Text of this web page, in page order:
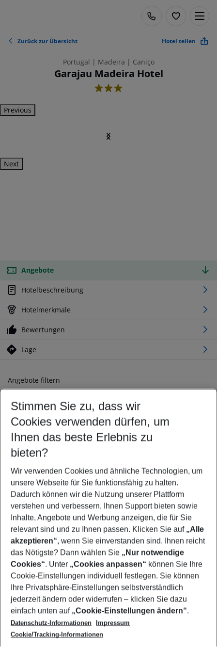
Zurück zur Übersicht Hotel teilen
Portugal | Madeira | Caniço
Garajau Madeira Hotel
3
Previous
Next
Angebote
Hotelbeschreibung
Hotelmerkmale
Bewertungen
Lage
Angebote filtern
Ändern Sie Ihre Kriterien nach Ihren Wünschen
Abflughafen wählen
Beliebiger Abflughafen
Reisezeitraum wählen
09.08.26– 07.08.27 5-8 Nächte
2 Erwachsene Keine Kinder
Mehr Filter anzeigen
Footer
Footer navigation
Über uns
AGB
Cookie-Einstellungen ändern
Cookie-Richtlinie
Datenschutz
Service & Hilfe
Barrierefreies Reisen
Check-in
Folgen Sie uns
Stimmen Sie zu, dass wir
Cookies verwenden dürfen, um
Ihnen das beste Erlebnis zu
bieten?
Wir verwenden Cookies und ähnliche Technologien, um
unsere Webseite für Sie funktionsfähig zu halten.
Dadurch können wir die Nutzung unserer Plattform
verstehen und verbessern, Ihnen Support bieten sowie
Inhalte, Angebote und Werbung anzeigen, die für Sie
relevant sind und zu Ihnen passen. Klicken Sie auf „Alle
akzeptieren“, wenn Sie einverstanden sind. Ihnen reicht
das Nötigste? Dann wählen Sie „Nur notwendige
Cookies“. Unter „Cookies anpassen“ können Sie Ihre
Cookie-Einstellungen individuell festlegen. Sie können
Ihre Privatsphäre-Einstellungen selbstverständlich
jederzeit ändern oder widerrufen – klicken Sie dazu
einfach unten auf „Cookie-Einstellungen ändern“.
Datenschutz-Informationen
Impressum
Cookie/Tracking-Informationen